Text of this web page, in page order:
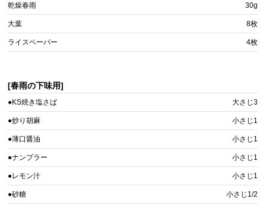
乾燥春雨 30g
大葉 8枚
ライスペーパー 4枚
[春雨の下味用]
●KS焼き塩さば 大さじ3
●炒り胡麻 小さじ1
●薄口醤油 小さじ1
●ナンプラー 小さじ1
●レモン汁 小さじ1
●砂糖 小さじ1/2